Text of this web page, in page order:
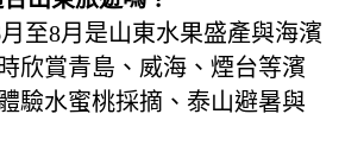
至8月是山東水果盛產與海濱
欣賞青島、威海、煙台等濱
驗水蜜桃採摘、泰山避暑與